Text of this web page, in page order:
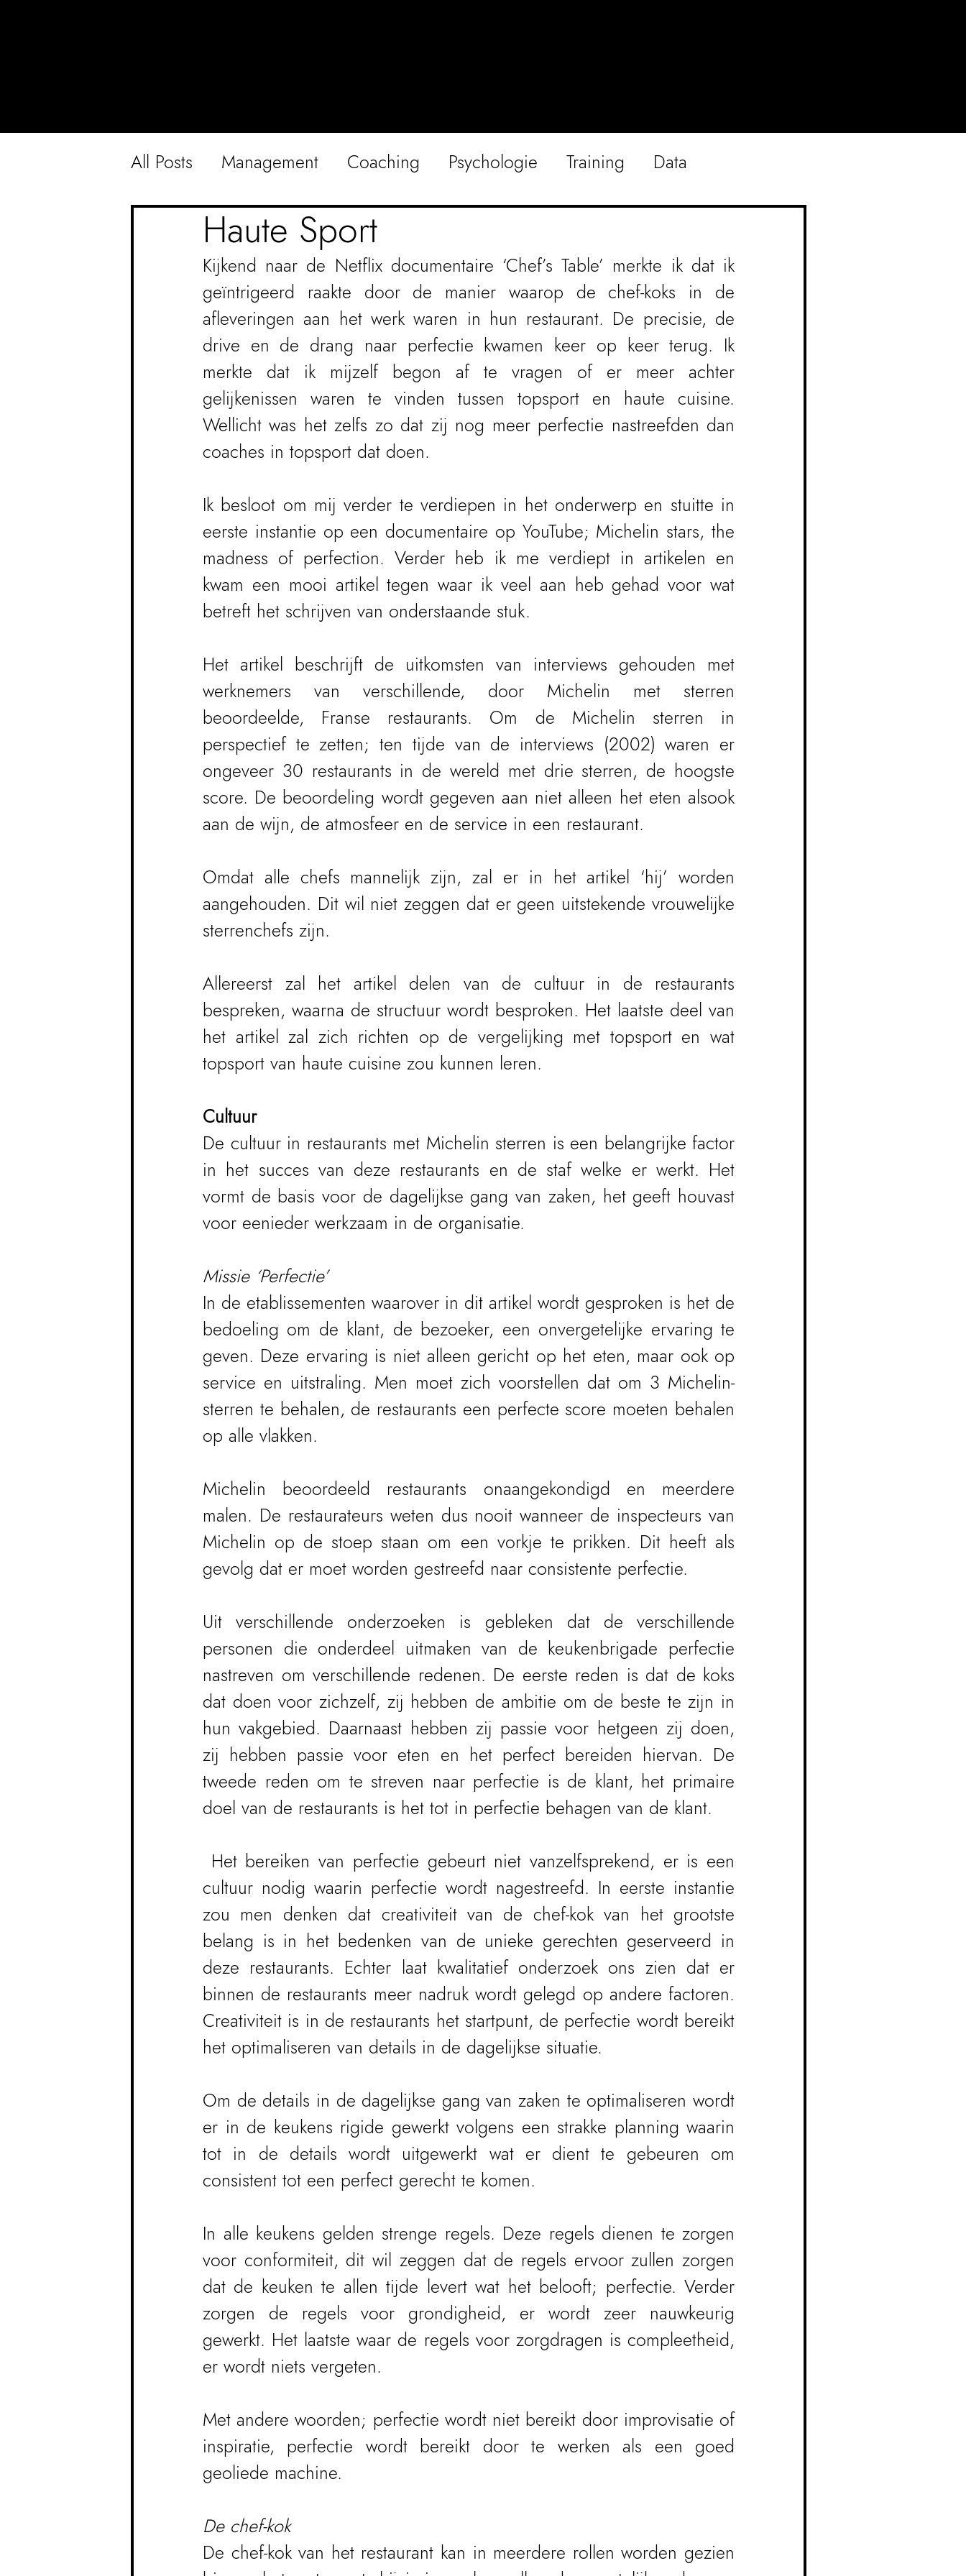
All Posts Management Coaching Psychologie Training Data
Haute Sport
Kijkend naar de Netflix documentaire ‘Chef’s Table’ merkte ik dat ik
geïntrigeerd raakte door de manier waarop de chef-koks in de
afleveringen aan het werk waren in hun restaurant. De precisie, de
drive en de drang naar perfectie kwamen keer op keer terug. Ik
merkte dat ik mijzelf begon af te vragen of er meer achter
gelijkenissen waren te vinden tussen topsport en haute cuisine.
Wellicht was het zelfs zo dat zij nog meer perfectie nastreefden dan
coaches in topsport dat doen.
Ik besloot om mij verder te verdiepen in het onderwerp en stuitte in
eerste instantie op een documentaire op YouTube; Michelin stars, the
madness of perfection. Verder heb ik me verdiept in artikelen en
kwam een mooi artikel tegen waar ik veel aan heb gehad voor wat
betreft het schrijven van onderstaande stuk.
Het artikel beschrijft de uitkomsten van interviews gehouden met
werknemers van verschillende, door Michelin met sterren
beoordeelde, Franse restaurants. Om de Michelin sterren in
perspectief te zetten; ten tijde van de interviews (2002) waren er
ongeveer 30 restaurants in de wereld met drie sterren, de hoogste
score. De beoordeling wordt gegeven aan niet alleen het eten alsook
aan de wijn, de atmosfeer en de service in een restaurant.
Omdat alle chefs mannelijk zijn, zal er in het artikel ‘hij’ worden
aangehouden. Dit wil niet zeggen dat er geen uitstekende vrouwelijke
sterrenchefs zijn.
Allereerst zal het artikel delen van de cultuur in de restaurants
bespreken, waarna de structuur wordt besproken. Het laatste deel van
het artikel zal zich richten op de vergelijking met topsport en wat
topsport van haute cuisine zou kunnen leren.
Cultuur
De cultuur in restaurants met Michelin sterren is een belangrijke factor
in het succes van deze restaurants en de staf welke er werkt. Het
vormt de basis voor de dagelijkse gang van zaken, het geeft houvast
voor eenieder werkzaam in de organisatie.
Missie ‘Perfectie’
In de etablissementen waarover in dit artikel wordt gesproken is het de
bedoeling om de klant, de bezoeker, een onvergetelijke ervaring te
geven. Deze ervaring is niet alleen gericht op het eten, maar ook op
service en uitstraling. Men moet zich voorstellen dat om 3 Michelin-
sterren te behalen, de restaurants een perfecte score moeten behalen
op alle vlakken.
Michelin beoordeeld restaurants onaangekondigd en meerdere
malen. De restaurateurs weten dus nooit wanneer de inspecteurs van
Michelin op de stoep staan om een vorkje te prikken. Dit heeft als
gevolg dat er moet worden gestreefd naar consistente perfectie.
Uit verschillende onderzoeken is gebleken dat de verschillende
personen die onderdeel uitmaken van de keukenbrigade perfectie
nastreven om verschillende redenen. De eerste reden is dat de koks
dat doen voor zichzelf, zij hebben de ambitie om de beste te zijn in
hun vakgebied. Daarnaast hebben zij passie voor hetgeen zij doen,
zij hebben passie voor eten en het perfect bereiden hiervan. De
tweede reden om te streven naar perfectie is de klant, het primaire
doel van de restaurants is het tot in perfectie behagen van de klant.
Het bereiken van perfectie gebeurt niet vanzelfsprekend, er is een
cultuur nodig waarin perfectie wordt nagestreefd. In eerste instantie
zou men denken dat creativiteit van de chef-kok van het grootste
belang is in het bedenken van de unieke gerechten geserveerd in
deze restaurants. Echter laat kwalitatief onderzoek ons zien dat er
binnen de restaurants meer nadruk wordt gelegd op andere factoren.
Creativiteit is in de restaurants het startpunt, de perfectie wordt bereikt
het optimaliseren van details in de dagelijkse situatie.
Om de details in de dagelijkse gang van zaken te optimaliseren wordt
er in de keukens rigide gewerkt volgens een strakke planning waarin
tot in de details wordt uitgewerkt wat er dient te gebeuren om
consistent tot een perfect gerecht te komen.
In alle keukens gelden strenge regels. Deze regels dienen te zorgen
voor conformiteit, dit wil zeggen dat de regels ervoor zullen zorgen
dat de keuken te allen tijde levert wat het belooft; perfectie. Verder
zorgen de regels voor grondigheid, er wordt zeer nauwkeurig
gewerkt. Het laatste waar de regels voor zorgdragen is compleetheid,
er wordt niets vergeten.
Met andere woorden; perfectie wordt niet bereikt door improvisatie of
inspiratie, perfectie wordt bereikt door te werken als een goed
geoliede machine.
De chef-kok
De chef-kok van het restaurant kan in meerdere rollen worden gezien